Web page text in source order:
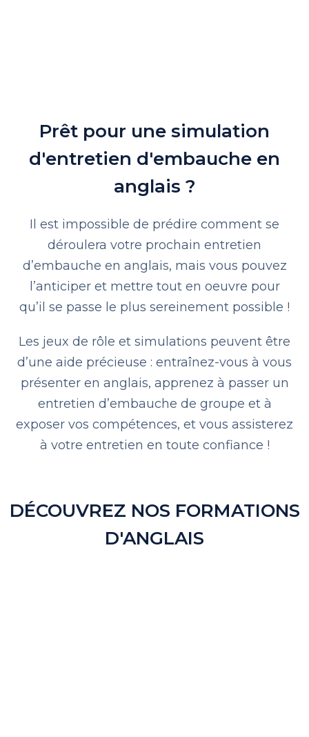
Prêt pour une simulation
d'entretien d'embauche en
anglais ?
Il est impossible de prédire comment se
déroulera votre prochain entretien
d’embauche en anglais, mais vous pouvez
l’anticiper et mettre tout en oeuvre pour
qu’il se passe le plus sereinement possible !
Les jeux de rôle et simulations peuvent être
d’une aide précieuse : entraînez-vous à vous
présenter en anglais, apprenez à passer un
entretien d’embauche de groupe et à
exposer vos compétences, et vous assisterez
à votre entretien en toute confiance !
DÉCOUVREZ NOS FORMATIONS
D'ANGLAIS